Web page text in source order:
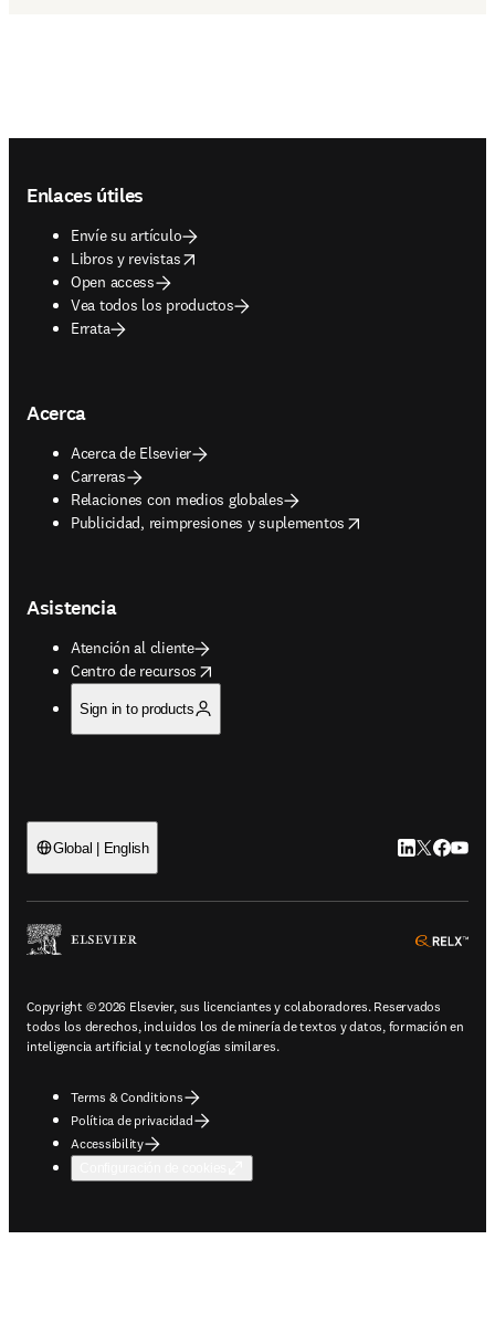
Enlaces útiles
Envíe su artículo
Libros y revistas
opens in new tab/window
Open access
Vea todos los productos
Errata
Acerca
Acerca de Elsevier
Carreras
Relaciones con medios globales
Publicidad, reimpresiones y suplementos
opens in new tab/window
Asistencia
Atención al cliente
Centro de recursos
opens in new tab/window
Sign in to products
Global | English LinkedIn se
Twitter se
Copyright © 2026 Elsevier, sus licenciantes y colaboradores. Reservados
todos los derechos, incluidos los de minería de textos y datos, formación en
inteligencia artificial y tecnologías similares.
Terms & Conditions
Política de privacidad
Accessibility